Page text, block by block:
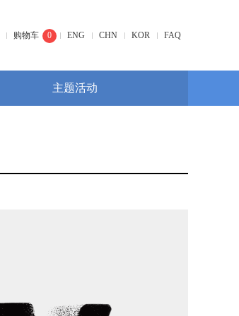
购物车 0 ENG CHN KOR FAQ
主题活动